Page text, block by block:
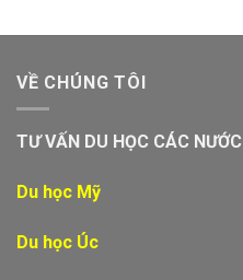
VỀ CHÚNG TÔI
TƯ VẤN DU HỌC CÁC NƯỚC
Du học Mỹ
Du học Úc